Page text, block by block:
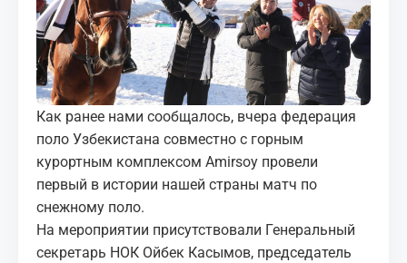
КОНТАКТЫ
UZ-PIN
Как ранее нами сообщалось, вчера федерация
поло Узбекистана совместно с горным
курортным комплексом Amirsoy провели
первый в истории нашей страны матч по
снежному поло.
На мероприятии присутствовали Генеральный
секретарь НОК Ойбек Касымов, председатель